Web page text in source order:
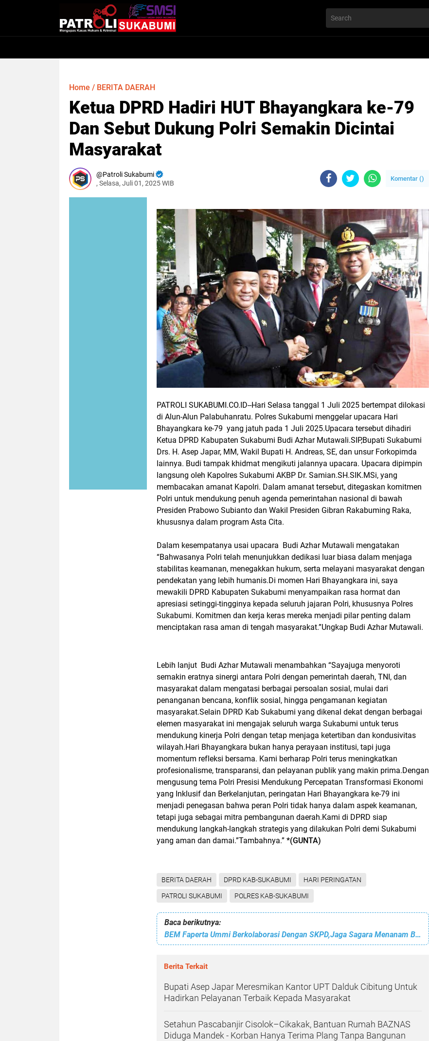
Home / BERITA DAERAH
Ketua DPRD Hadiri HUT Bhayangkara ke-79
Dan Sebut Dukung Polri Semakin Dicintai
Masyarakat
Patroli Sukabumi
, Selasa, Juli 01, 2025 WIB
Komentar ()
PATROLI SUKABUMI.CO.ID--Hari Selasa tanggal 1 Juli 2025 bertempat dilokasi
di Alun-Alun Palabuhanratu. Polres Sukabumi menggelar upacara Hari
Bhayangkara ke-79 yang jatuh pada 1 Juli 2025.Upacara tersebut dihadiri
Ketua DPRD Kabupaten Sukabumi Budi Azhar Mutawali.SIP,Bupati Sukabumi
Drs. H. Asep Japar, MM, Wakil Bupati H. Andreas, SE, dan unsur Forkopimda
lainnya. Budi tampak khidmat mengikuti jalannya upacara. Upacara dipimpin
langsung oleh Kapolres Sukabumi AKBP Dr. Samian.SH.SIK.MSi, yang
membacakan amanat Kapolri. Dalam amanat tersebut, ditegaskan komitmen
Polri untuk mendukung penuh agenda pemerintahan nasional di bawah
Presiden Prabowo Subianto dan Wakil Presiden Gibran Rakabuming Raka,
khususnya dalam program Asta Cita.
Dalam kesempatanya usai upacara Budi Azhar Mutawali mengatakan
“Bahwasanya Polri telah menunjukkan dedikasi luar biasa dalam menjaga
stabilitas keamanan, menegakkan hukum, serta melayani masyarakat dengan
pendekatan yang lebih humanis.Di momen Hari Bhayangkara ini, saya
mewakili DPRD Kabupaten Sukabumi menyampaikan rasa hormat dan
apresiasi setinggi-tingginya kepada seluruh jajaran Polri, khususnya Polres
Sukabumi. Komitmen dan kerja keras mereka menjadi pilar penting dalam
menciptakan rasa aman di tengah masyarakat.”Ungkap Budi Azhar Mutawali.
Lebih lanjut Budi Azhar Mutawali menambahkan “Sayajuga menyoroti
semakin eratnya sinergi antara Polri dengan pemerintah daerah, TNI, dan
masyarakat dalam mengatasi berbagai persoalan sosial, mulai dari
penanganan bencana, konflik sosial, hingga pengamanan kegiatan
masyarakat.Selain DPRD Kab Sukabumi yang dikenal dekat dengan berbagai
elemen masyarakat ini mengajak seluruh warga Sukabumi untuk terus
mendukung kinerja Polri dengan tetap menjaga ketertiban dan kondusivitas
wilayah.Hari Bhayangkara bukan hanya perayaan institusi, tapi juga
momentum refleksi bersama. Kami berharap Polri terus meningkatkan
profesionalisme, transparansi, dan pelayanan publik yang makin prima.Dengan
mengusung tema Polri Presisi Mendukung Percepatan Transformasi Ekonomi
yang Inklusif dan Berkelanjutan, peringatan Hari Bhayangkara ke-79 ini
menjadi penegasan bahwa peran Polri tidak hanya dalam aspek keamanan,
tetapi juga sebagai mitra pembangunan daerah.Kami di DPRD siap
mendukung langkah-langkah strategis yang dilakukan Polri demi Sukabumi
yang aman dan damai.”Tambahnya.” *(GUNTA)
BERITA DAERAH DPRD KAB-SUKABUMI HARI PERINGATAN
PATROLI SUKABUMI POLRES KAB-SUKABUMI
Baca berikutnya:
BEM Faperta Ummi Berkolaborasi Dengan SKPD,Jaga Sagara Menanam Bibit Mangrove Untuk Lestarikan Ekosistem Pesisir
Berita Terkait
Bupati Asep Japar Meresmikan Kantor UPT Dalduk Cibitung Untuk
Hadirkan Pelayanan Terbaik Kepada Masyarakat
Setahun Pascabanjir Cisolok–Cikakak, Bantuan Rumah BAZNAS
Diduga Mandek - Korban Hanya Terima Plang Tanpa Bangunan